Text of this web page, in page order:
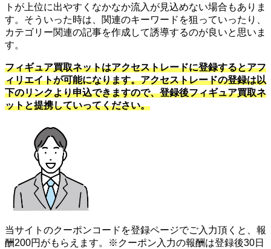
トが上位に出やすくなかなか流入が見込めない場合もありま
す。そういった時は、関連のキーワードを狙っていったり、
カテゴリー関連の記事を作成して誘導するのが良いと思いま
す。
フィギュア買取ネットはアクセストレードに登録するとアフ
ィリエイトが可能になります。アクセストレードの登録は以
下のリンクより申込できますので、登録後フィギュア買取ネ
ットと提携していってください。
当サイトのクーポンコードを登録ページでご入力頂くと、報
酬200円がもらえます。※クーポン入力の報酬は登録後30日